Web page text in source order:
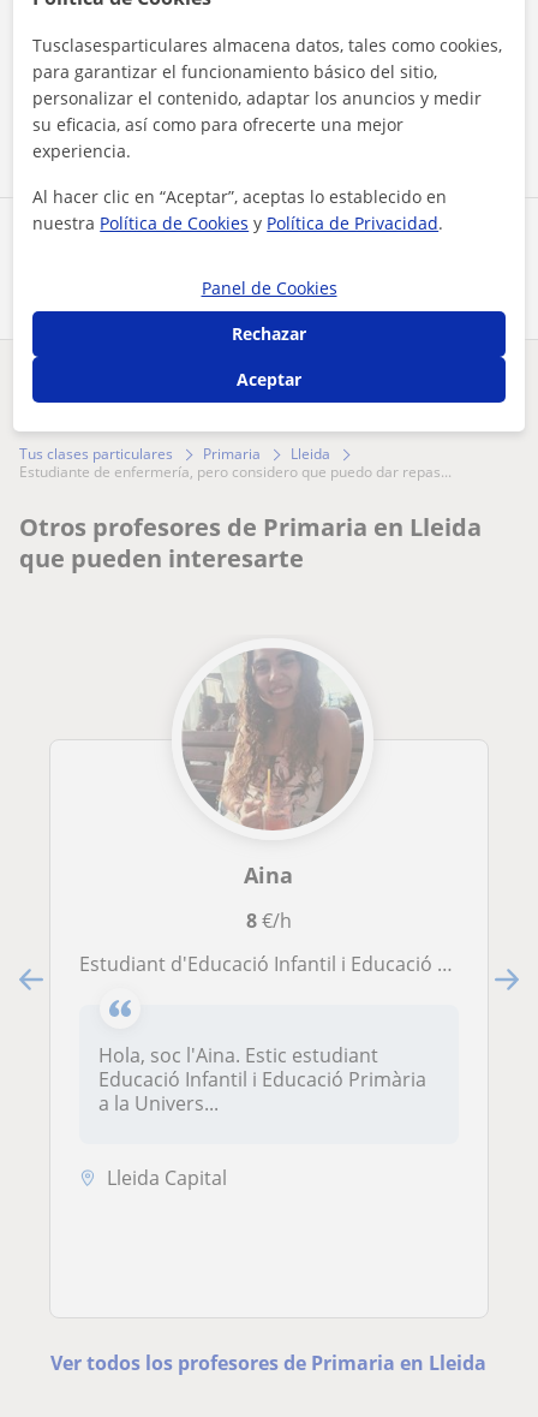
Comparte a este profesor
Al hacer clic, aceptas nuestroaviso legaly deprivacidad
Contactar ahora
¿Hay algún error en este perfil?
Tus clases particulares Primaria
Lleida
estudiante de enfermería, pero considero que puedo dar repas...
Otros profesores de Primaria en Lleida
que pueden interesarte
Aina
8€/h
Estudiant d'Educació Infantil i Educació Primària
Hola, soc l'Aina. Estic estudiant
Educació Infantil i Educació Primària
a la Univers...
Lleida Capital
Ver todos los profesores de Primaria en Lleida
Tusclasesparticulares almacena datos, tales como cookies,
para garantizar el funcionamiento básico del sitio,
personalizar el contenido, adaptar los anuncios y medir
su eficacia, así como para ofrecerte una mejor
experiencia.
Al hacer clic en “Aceptar”, aceptas lo establecido en
nuestra Política de Cookies y Política de Privacidad.
Panel de Cookies
Rechazar
Aceptar